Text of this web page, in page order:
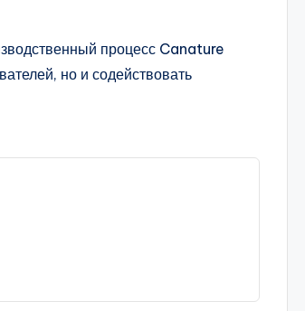
процесс Canature
но и содействовать